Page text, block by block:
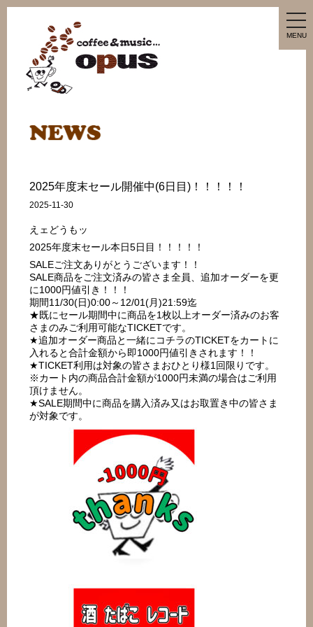
MENU
2025年度末セール開催中(6日目)！！！！！
2025-11-30
えェどうもッ
2025年度末セール本日5日目！！！！！
SALEご注文ありがとうございます！！
SALE商品をご注文済みの皆さま全員、追加オーダーを更
に1000円値引き！！！
期間11/30(日)0:00～12/01(月)21:59迄
★既にセール期間中に商品を1枚以上オーダー済みのお客
さまのみご利用可能なTICKETです。
★追加オーダー商品と一緒にコチラのTICKETをカートに
入れると合計金額から即1000円値引きされます！！
★TICKET利用は対象の皆さまおひとり様1回限りです。
※カート内の商品合計金額が1000円未満の場合はご利用
頂けません。
★SALE期間中に商品を購入済み又はお取置き中の皆さま
が対象です。